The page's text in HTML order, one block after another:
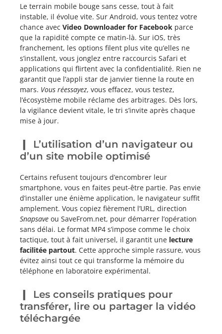
Le terrain mobile bouge sans cesse, tout à fait
instable, il évolue vite. Sur Android, vous tentez votre
chance avec Video Downloader for Facebook parce
que la rapidité compte ce matin-là. Sur iOS, très
franchement, les options filent plus vite qu’elles ne
s’installent, vous jonglez entre raccourcis Safari et
applications qui flirtent avec la confidentialité. Rien ne
garantit que l’appli star de janvier tienne la route en
mars. Vous réessayez, vous effacez, vous testez,
l’écosystème mobile réclame des arbitrages. Dès lors,
la vigilance devient vitale, le tri s’invite après chaque
mise à jour.
L’utilisation d’un navigateur ou
d’un site mobile optimisé
Certains refusent toujours d’encombrer leur
smartphone, vous en faites peut-être partie. Pas envie
d’installer une énième application, le navigateur suffit
amplement. Vous copiez fièrement l’URL, direction
Snapsave ou SaveFrom.net, pour démarrer l’opération
sans délai. Le format MP4 s’impose comme le choix
tactique, tout à fait universel, il garantit une lecture
facilitée partout. Cette approche simple rassure, vous
évitez ainsi tout ce qui transforme la mémoire du
téléphone en laboratoire expérimental.
Les conseils pratiques pour
transférer, lire ou partager la vidéo
téléchargée